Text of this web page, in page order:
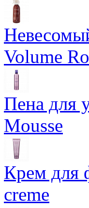
Volume
Пена для
Mousse
Крем для
creme